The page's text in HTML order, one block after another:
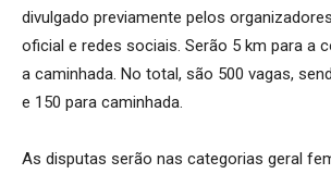
divulgado previamente pelos
oficial e redes sociais. Serão 5 km para a
a caminhada. No total, são 500 vagas,
e 150 para caminhada.
As disputas serão nas categorias geral